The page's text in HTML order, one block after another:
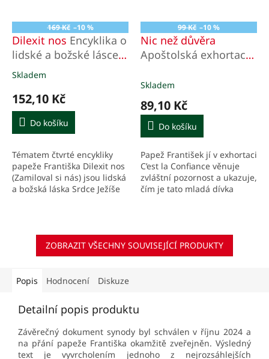
169 Kč –10 %
Dilexit nos Encyklika o
lidské a božské lásce
srdce Ježíše Krista
Průměrné
produktu
je
5,0
z
hvězdiček.
Skladem
152,10 Kč
Do košíku
Tématem čtvrté encykliky
papeže Františka Dilexit nos
(Zamiloval si nás) jsou lidská
a božská láska Srdce Ježíše
99 Kč –10 %
Nic než důvěra
Apoštolská exhortace
svaté Terezii z Lisieux
Skladem
89,10 Kč
Do košíku
Papež František jí v exhortaci
C’est la Confiance věnuje
zvláštní pozornost a ukazuje,
čím je tato mladá dívka
ZOBRAZIT VŠECHNY SOUVISEJÍCÍ PRODUKTY
Popis Hodnocení Diskuze
Detailní popis produktu
Závěrečný dokument synody byl schválen v říjnu 2024 a
na přání papeže Františka okamžitě zveřejněn. Výsledný
text je vyvrcholením jednoho z nejrozsáhlejších